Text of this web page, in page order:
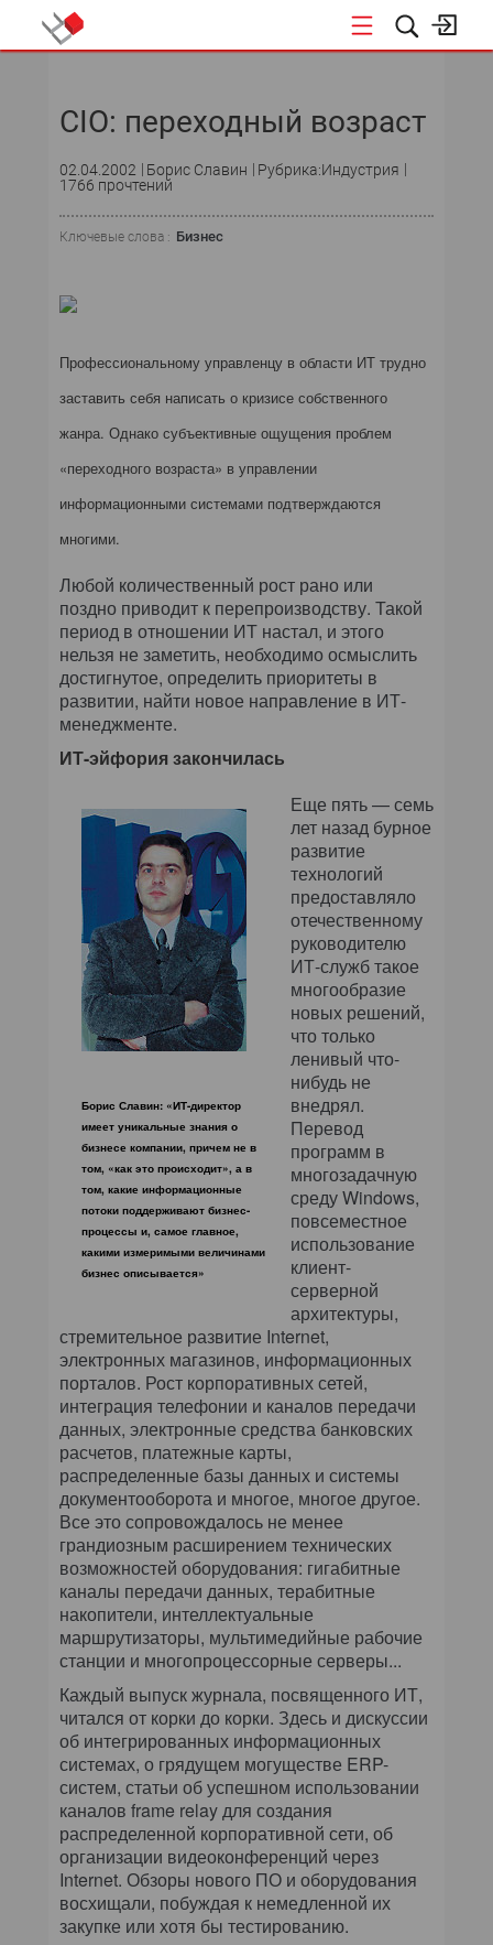
CIO: переходный возраст
02.04.2002 Борис Славин
Рубрика:Индустрия
1766 прочтений
Ключевые слова : Бизнес
Профессиональному управленцу в области ИТ трудно
заставить себя написать о кризисе собственного
жанра. Однако субъективные ощущения проблем
«переходного возраста» в управлении
информационными системами подтверждаются
многими.
Любой количественный рост рано или
поздно приводит к перепроизводству. Такой
период в отношении ИТ настал, и этого
нельзя не заметить, необходимо осмыслить
достигнутое, определить приоритеты в
развитии, найти новое направление в ИТ-
менеджменте.
ИТ-эйфория закончилась
Борис Славин: «ИТ-директор
имеет уникальные знания о
бизнесе компании, причем не в
том, «как это происходит», а в
том, какие информационные
потоки поддерживают бизнес-
процессы и, самое главное,
какими измеримыми величинами
бизнес описывается»
Еще пять — семь
лет назад бурное
развитие
технологий
предоставляло
отечественному
руководителю
ИТ-служб такое
многообразие
новых решений,
что только
ленивый что-
нибудь не
внедрял.
Перевод
программ в
многозадачную
среду Windows,
повсеместное
использование
клиент-
серверной
архитектуры,
стремительное развитие Internet,
электронных магазинов, информационных
порталов. Рост корпоративных сетей,
интеграция телефонии и каналов передачи
данных, электронные средства банковских
расчетов, платежные карты,
распределенные базы данных и системы
документооборота и многое, многое другое.
Все это сопровождалось не менее
грандиозным расширением технических
возможностей оборудования: гигабитные
каналы передачи данных, терабитные
накопители, интеллектуальные
маршрутизаторы, мультимедийные рабочие
станции и многопроцессорные серверы...
Каждый выпуск журнала, посвященного ИТ,
читался от корки до корки. Здесь и дискуссии
об интегрированных информационных
системах, о грядущем могуществе ERP-
систем, статьи об успешном использовании
каналов frame relay для создания
распределенной корпоративной сети, об
организации видеоконференций через
Internet. Обзоры нового ПО и оборудования
восхищали, побуждая к немедленной их
закупке или хотя бы тестированию.